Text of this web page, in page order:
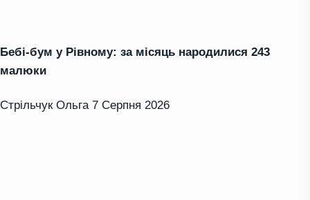
Бебі-бум у Рівному: за місяць народилися 243
малюки
Стрільчук Ольга 7 Серпня 2026